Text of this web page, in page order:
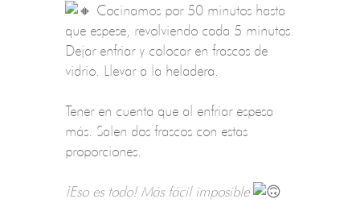
Cocinamos por 50 minutos hasta
que espese, revolviendo cada 5 minutos.
Dejar enfriar y colocar en frascos de
vidrio. Llevar a la heladera.
Tener en cuenta que al enfriar espesa
más. Salen dos frascos con estas
proporciones.
¡Eso es todo! Más fácil imposible